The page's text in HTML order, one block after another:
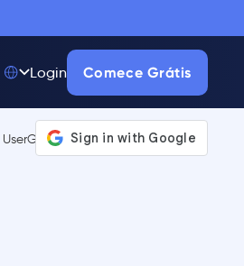
Login Comece Grátis